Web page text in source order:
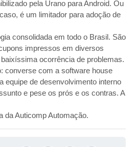
pela Urano para Android. Ou
é um limitador para adoção de
consolidada em todo o Brasil. São
impressos em diversos
ocorrência de problemas.
converse com a software house
equipe de desenvolvimento interno
e pese os prós e os contras. A
da Auticomp Automação.